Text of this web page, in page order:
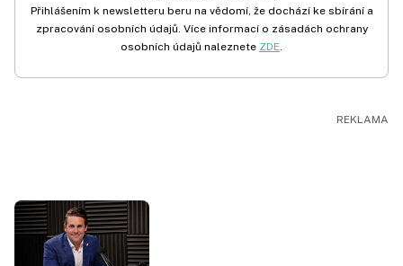
Přihlášením k newsletteru beru na vědomí, že dochází ke sbírání a
zpracování osobních údajů. Více informací o zásadách ochrany
osobních údajů naleznete ZDE.